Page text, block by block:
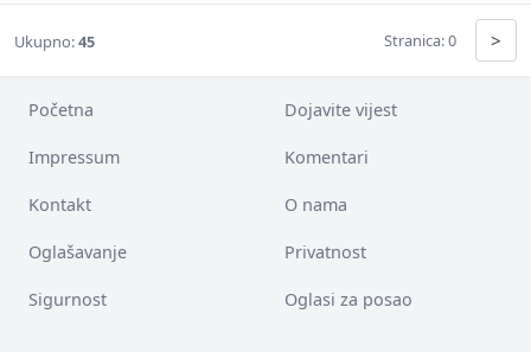
Ukupno:45 Stranica: 0 >
Početna Dojavite vijest
Impressum Komentari
Kontakt O nama
Oglašavanje Privatnost
Sigurnost Oglasi za posao